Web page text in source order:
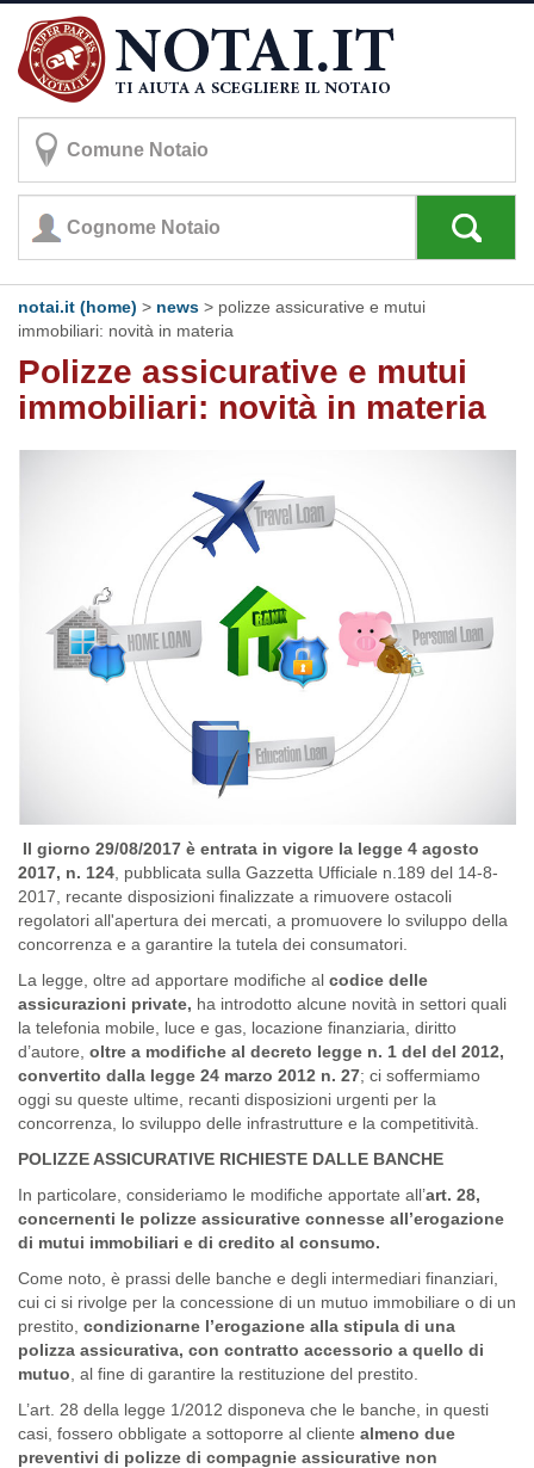
notai.it (home) > news > polizze assicurative e mutui
immobiliari: novità in materia
Polizze assicurative e mutui
immobiliari: novità in materia
Il giorno 29/08/2017 è entrata in vigore la legge 4 agosto
2017, n. 124 , pubblicata sulla Gazzetta Ufficiale n.189 del 14-8-
2017, recante disposizioni finalizzate a rimuovere ostacoli
regolatori all'apertura dei mercati, a promuovere lo sviluppo della
concorrenza e a garantire la tutela dei consumatori.
La legge, oltre ad apportare modifiche al codice delle
assicurazioni private, ha introdotto alcune novità in settori quali
la telefonia mobile, luce e gas, locazione finanziaria, diritto
d’autore, oltre a modifiche al decreto legge n. 1 del del 2012,
convertito dalla legge 24 marzo 2012 n. 27; ci soffermiamo
oggi su queste ultime, recanti disposizioni urgenti per la
concorrenza, lo sviluppo delle infrastrutture e la competitività.
POLIZZE ASSICURATIVE RICHIESTE DALLE BANCHE
In particolare, consideriamo le modifiche apportate all’art. 28,
concernenti le polizze assicurative connesse all’erogazione
di mutui immobiliari e di credito al consumo.
Come noto, è prassi delle banche e degli intermediari finanziari,
cui ci si rivolge per la concessione di un mutuo immobiliare o di un
prestito, condizionarne l’erogazione alla stipula di una
polizza assicurativa, con contratto accessorio a quello di
mutuo , al fine di garantire la restituzione del prestito.
L’art. 28 della legge 1/2012 disponeva che le banche, in questi
casi, fossero obbligate a sottoporre al cliente almeno due
preventivi di polizze di compagnie assicurative non